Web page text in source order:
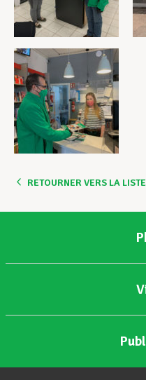
RETOURNER VERS LA LISTE